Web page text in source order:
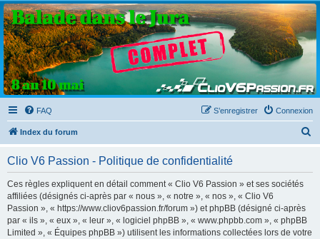
Clio V6 Passion
Le site français des passionnés de Clio V6
FAQ Connexion
S’enregistrer
Index du forum
Clio V6 Passion - Politique de confidentialité
Ces règles expliquent en détail comment « Clio V6 Passion » et ses sociétés
affiliées (désignés ci-après par « nous », « notre », « nos », « Clio V6
Passion », « https://www.cliov6passion.fr/forum ») et phpBB (désigné ci-après
par « ils », « eux », « leur », « logiciel phpBB », « www.phpbb.com », « phpBB
Limited », « Équipes phpBB ») utilisent les informations collectées lors de votre